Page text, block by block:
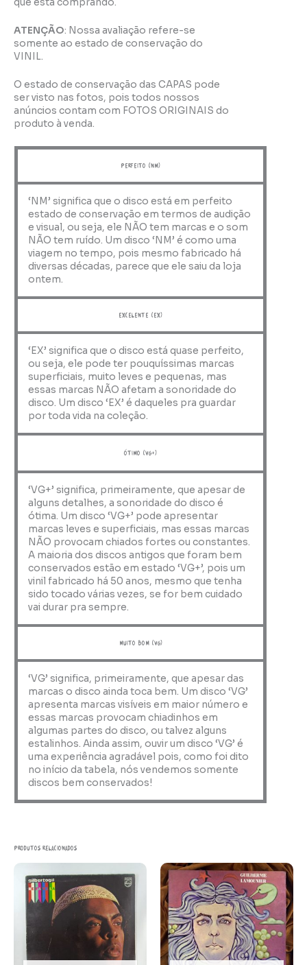
que está comprando.
ATENÇÃO: Nossa avaliação refere-se
somente ao estado de conservação do
VINIL.
O estado de conservação das CAPAS pode
ser visto nas fotos, pois todos nossos
anúncios contam com FOTOS ORIGINAIS do
produto à venda.
perfeito (NM)
‘NM’ significa que o disco está em perfeito
estado de conservação em termos de audição
e visual, ou seja, ele NÃO tem marcas e o som
NÃO tem ruído. Um disco ‘NM’ é como uma
viagem no tempo, pois mesmo fabricado há
diversas décadas, parece que ele saiu da loja
ontem.
Excelente (EX)
‘EX’ significa que o disco está quase perfeito,
ou seja, ele pode ter pouquíssimas marcas
superficiais, muito leves e pequenas, mas
essas marcas NÃO afetam a sonoridade do
disco. Um disco ‘EX’ é daqueles pra guardar
por toda vida na coleção.
ótimo (VG+)
‘VG+’ significa, primeiramente, que apesar de
alguns detalhes, a sonoridade do disco é
ótima. Um disco ‘VG+’ pode apresentar
marcas leves e superficiais, mas essas marcas
NÃO provocam chiados fortes ou constantes.
A maioria dos discos antigos que foram bem
conservados estão em estado ‘VG+’, pois um
vinil fabricado há 50 anos, mesmo que tenha
sido tocado várias vezes, se for bem cuidado
vai durar pra sempre.
muito bom (VG)
‘VG’ significa, primeiramente, que apesar das
marcas o disco ainda toca bem. Um disco ‘VG’
apresenta marcas visíveis em maior número e
essas marcas provocam chiadinhos em
algumas partes do disco, ou talvez alguns
estalinhos. Ainda assim, ouvir um disco ‘VG’ é
uma experiência agradável pois, como foi dito
no início da tabela, nós vendemos somente
discos bem conservados!
Produtos relacionados